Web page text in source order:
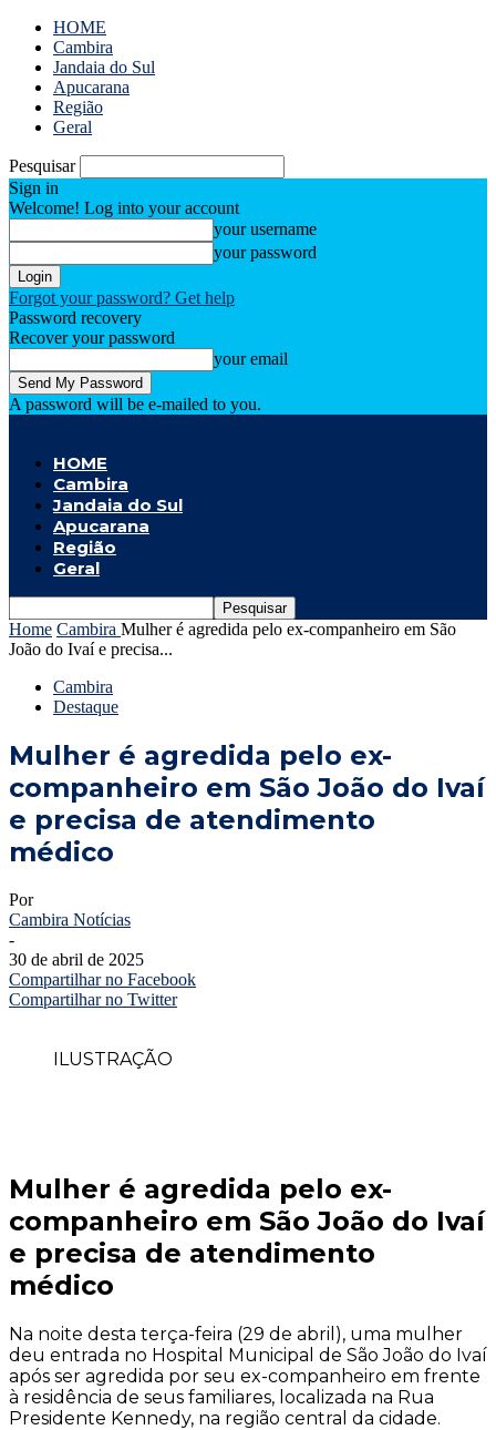
HOME
Cambira
Jandaia do Sul
Apucarana
Região
Geral
Pesquisar
Sign in
Welcome! Log into your account
your username
your password
Forgot your password? Get help
Password recovery
Recover your password
your email
A password will be e-mailed to you.
HOME
Cambira
Jandaia do Sul
Apucarana
Região
Geral
Home Cambira Mulher é agredida pelo ex-companheiro em São
João do Ivaí e precisa...
Cambira
Destaque
Mulher é agredida pelo ex-
companheiro em São João do Ivaí
e precisa de atendimento
médico
Por
Cambira Notícias
-
30 de abril de 2025
Compartilhar no Facebook
Compartilhar no Twitter
ILUSTRAÇÃO
Mulher é agredida pelo ex-
companheiro em São João do Ivaí
e precisa de atendimento
médico
Na noite desta terça-feira (29 de abril), uma mulher
deu entrada no Hospital Municipal de São João do Ivaí
após ser agredida por seu ex-companheiro em frente
à residência de seus familiares, localizada na Rua
Presidente Kennedy, na região central da cidade.